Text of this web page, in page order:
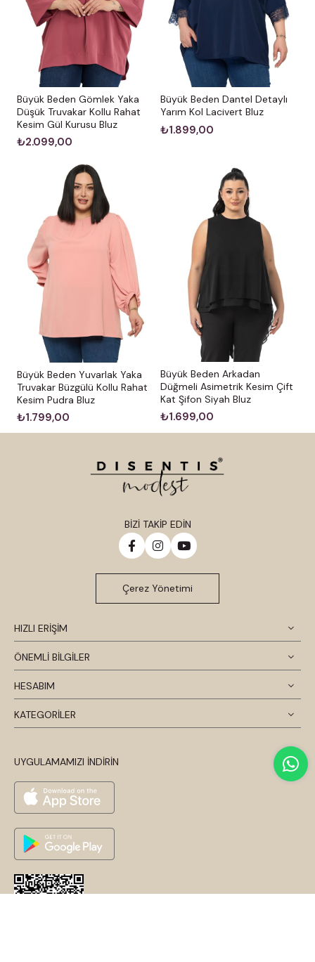
Büyük Beden Gömlek Yaka
Düşük Truvakar Kollu Rahat
Kesim Gül Kurusu Bluz
₺2.099,00
Büyük Beden Dantel Detaylı
Yarım Kol Lacivert Bluz
₺1.899,00
Büyük Beden Yuvarlak Yaka
Truvakar Büzgülü Kollu Rahat
Kesim Pudra Bluz
₺1.799,00
Büyük Beden Arkadan
Düğmeli Asimetrik Kesim Çift
Kat Şifon Siyah Bluz
₺1.699,00
HIZLI ERİŞİM
ÖNEMLİ BİLGİLER
HESABIM
KATEGORİLER
UYGULAMAMIZI İNDİRİN
BİZİ TAKİP EDİN
Çerez Yönetimi